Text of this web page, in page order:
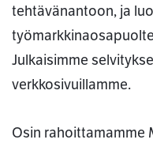
tehtävänantoon, ja
Julkaisimme
verkkosivuillamme.
Osin rahoittamamme